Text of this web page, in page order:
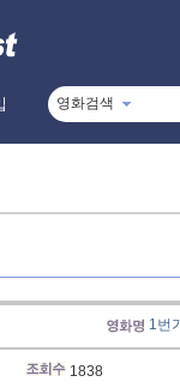
영화검색
1번
1838